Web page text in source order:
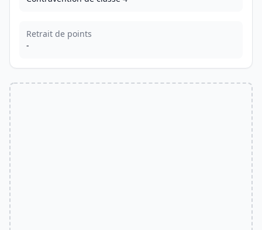
Retrait de points
-